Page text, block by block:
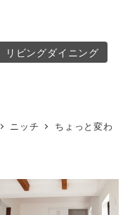
リビングダイニング
ニッチ
ちょっと変わ